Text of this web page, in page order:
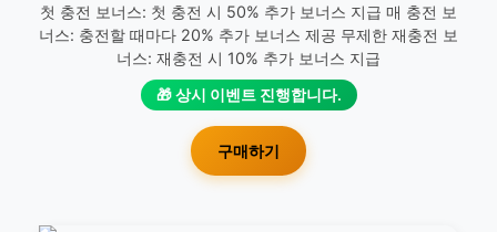
첫 충전 보너스: 첫 충전 시 50% 추가 보너스 지급 매 충전 보
너스: 충전할 때마다 20% 추가 보너스 제공 무제한 재충전 보
너스: 재충전 시 10% 추가 보너스 지급
🎁 상시 이벤트 진행합니다.
구매하기